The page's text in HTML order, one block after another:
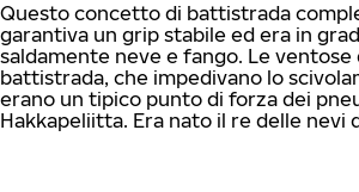
Questo concetto di battistrada
garantiva un grip stabile ed era in
saldamente neve e fango. Le ventose
battistrada, che impedivano lo
erano un tipico punto di forza dei
Hakkapeliitta. Era nato il re delle nevi